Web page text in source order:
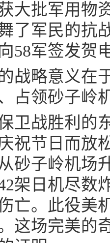
大批军用物
了军民的抗
58军签发贺
战略意义在
占领砂子岭
卫战胜利的
祝节日而放
砂子岭机场
架日机尽数
亡。此役美
这场完美的